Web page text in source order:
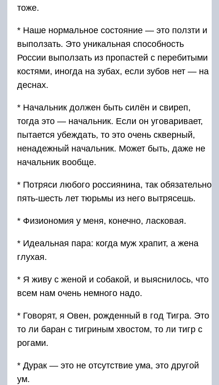
тоже.
* Наше нормальное состояние — это ползти и
выползать. Это уникальная способность
России выползать из пропастей с перебитыми
костями, иногда на зубах, если зубов нет — на
деснах.
* Начальник должен быть силён и свиреп,
тогда это — начальник. Если он уговаривает,
пытается убеждать, то это очень скверный,
ненадежный начальник. Может быть, даже не
начальник вообще.
* Потряси любого россиянина, так обязательно
пять-шесть лет тюрьмы из него вытрясешь.
* Физиономия у меня, конечно, ласковая.
* Идеальная пара: когда муж храпит, а жена
глухая.
* Я живу с женой и собакой, и выяснилось, что
всем нам очень немного надо.
* Говорят, я Овен, рожденный в год Тигра. Это
то ли баран с тигриным хвостом, то ли тигр с
рогами.
* Дурак — это не отсутствие ума, это другой
ум.